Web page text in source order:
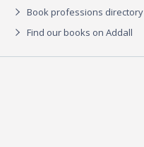
Book professions directory
Find our books on Addall